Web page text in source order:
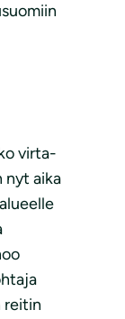
virta-
nyt aika
reitin